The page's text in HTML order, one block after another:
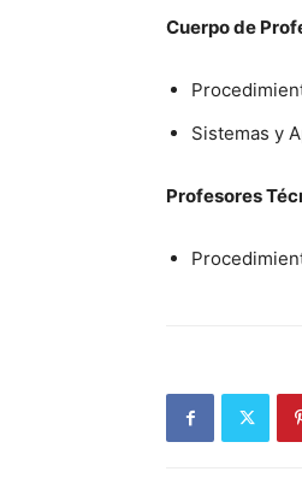
Cuerpo de
Sistemas y
Profesores